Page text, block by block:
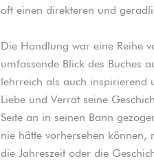
oft einen direkteren und
Die Handlung war eine Reihe
umfassende Blick des Buches
lehrreich als auch inspirierend
Liebe und Verrat seine
Seite an in seinen Bann
nie hätte vorhersehen können,
die Jahreszeit oder die